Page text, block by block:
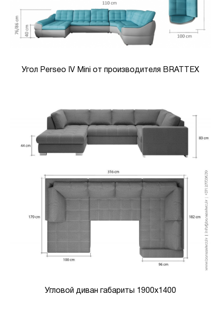
Угол Perseo IV Mini от производителя BRATTEX
Угловой диван габариты 1900х1400